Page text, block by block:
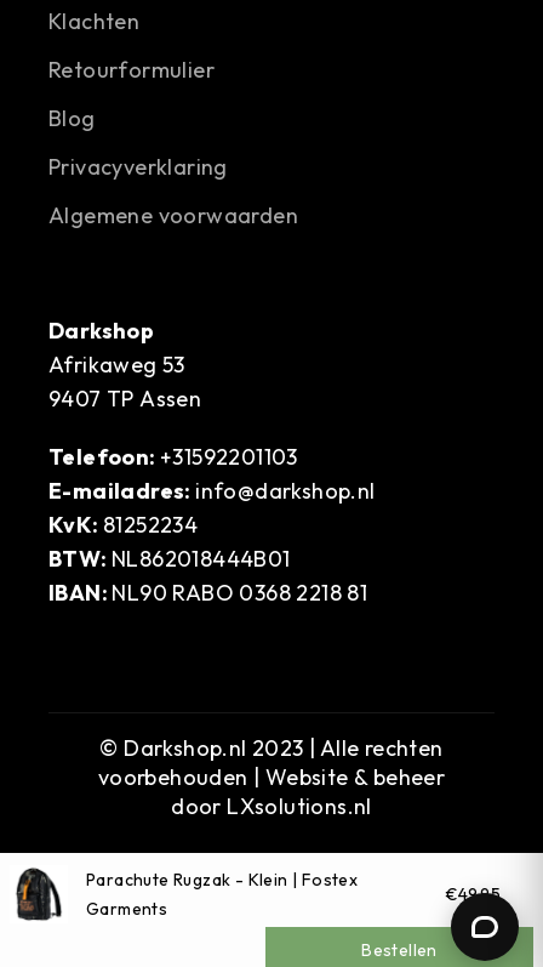
Klachten
Retourformulier
Blog
Privacyverklaring
Algemene voorwaarden
Darkshop
Afrikaweg 53
9407 TP Assen
Telefoon: +31592201103
E-mailadres: info@darkshop.nl
KvK: 81252234
BTW: NL862018444B01
IBAN: NL90 RABO 0368 2218 81
© Darkshop.nl 2023 | Alle rechten
voorbehouden | Website & beheer
door LXsolutions.nl
Parachute Rugzak - Klein | Fostex
Garments
€49,95
Bestellen